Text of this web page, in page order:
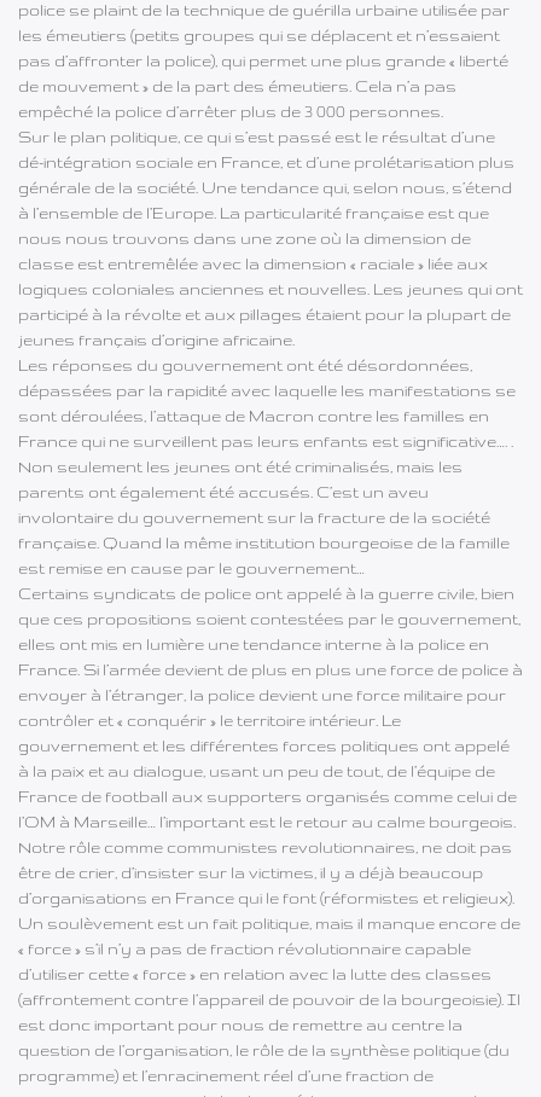
police se plaint de la technique de guérilla urbaine utilisée par
les émeutiers (petits groupes qui se déplacent et n’essaient
pas d’affronter la police), qui permet une plus grande « liberté
de mouvement » de la part des émeutiers. Cela n’a pas
empêché la police d’arrêter plus de 3 000 personnes.
Sur le plan politique, ce qui s’est passé est le résultat d’une
dé-intégration sociale en France, et d’une prolétarisation plus
générale de la société. Une tendance qui, selon nous, s’étend
à l’ensemble de l’Europe. La particularité française est que
nous nous trouvons dans une zone où la dimension de
classe est entremêlée avec la dimension « raciale » liée aux
logiques coloniales anciennes et nouvelles. Les jeunes qui ont
participé à la révolte et aux pillages étaient pour la plupart de
jeunes français d’origine africaine.
Les réponses du gouvernement ont été désordonnées,
dépassées par la rapidité avec laquelle les manifestations se
sont déroulées, l’attaque de Macron contre les familles en
France qui ne surveillent pas leurs enfants est significative…. .
Non seulement les jeunes ont été criminalisés, mais les
parents ont également été accusés. C’est un aveu
involontaire du gouvernement sur la fracture de la société
française. Quand la même institution bourgeoise de la famille
est remise en cause par le gouvernement…
Certains syndicats de police ont appelé à la guerre civile, bien
que ces propositions soient contestées par le gouvernement,
elles ont mis en lumière une tendance interne à la police en
France. Si l’armée devient de plus en plus une force de police à
envoyer à l’étranger, la police devient une force militaire pour
contrôler et « conquérir » le territoire intérieur. Le
gouvernement et les différentes forces politiques ont appelé
à la paix et au dialogue, usant un peu de tout, de l’équipe de
France de football aux supporters organisés comme celui de
l’OM à Marseille… l’important est le retour au calme bourgeois.
Notre rôle comme communistes revolutionnaires, ne doit pas
être de crier, d’insister sur la victimes, il y a déjà beaucoup
d’organisations en France qui le font (réformistes et religieux).
Un soulèvement est un fait politique, mais il manque encore de
« force » s’il n’y a pas de fraction révolutionnaire capable
d’utiliser cette « force » en relation avec la lutte des classes
(affrontement contre l’appareil de pouvoir de la bourgeoisie). Il
est donc important pour nous de remettre au centre la
question de l’organisation, le rôle de la synthèse politique (du
programme) et l’enracinement réel d’une fraction de